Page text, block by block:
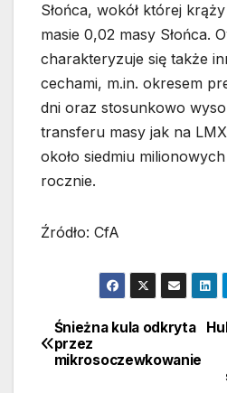
Słońca, wokół której krąży
masie 0,02 masy Słońca.
charakteryzuje się także
cechami, m.in. okresem
dni oraz stosunkowo
transferu masy jak na
około siedmiu
rocznie.
Źródło: CfA
Nawigacja
wpisu
Śnieżna kula odkryta
przez
mikrosoczewkowanie